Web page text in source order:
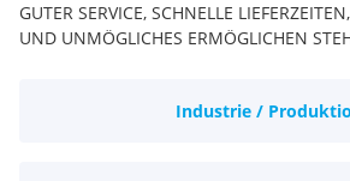
GUTER SERVICE, SCHNELLE
UND UNMÖGLICHES ERMÖGLICHEN
Industrie /